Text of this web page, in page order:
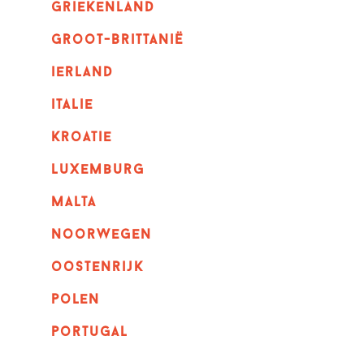
griekenland
Groot-Brittanië
ierland
italie
kroatie
luxemburg
malta
noorwegen
oostenrijk
polen
portugal